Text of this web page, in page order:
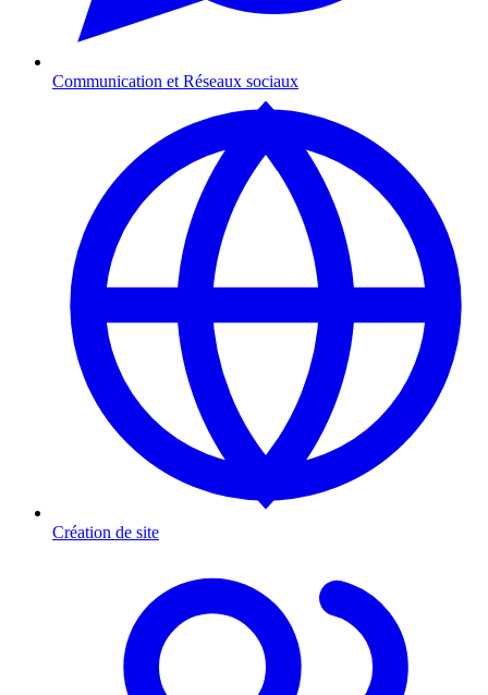
Communication et Réseaux sociaux
Création de site